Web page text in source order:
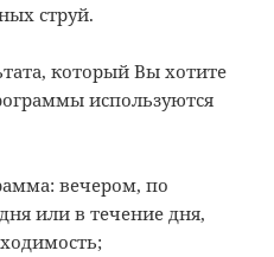
струй.
который Вы хотите
используются
вечером, по
или в течение дня,